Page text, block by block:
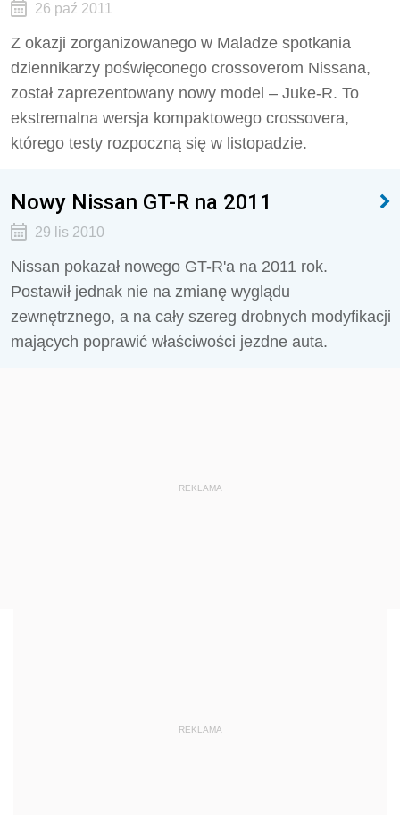
26 paź 2011
Z okazji zorganizowanego w Maladze spotkania
dziennikarzy poświęconego crossoverom Nissana,
został zaprezentowany nowy model – Juke-R. To
ekstremalna wersja kompaktowego crossovera,
którego testy rozpoczną się w listopadzie.
Nowy Nissan GT-R na 2011
29 lis 2010
Nissan pokazał nowego GT-R'a na 2011 rok.
Postawił jednak nie na zmianę wyglądu
zewnętrznego, a na cały szereg drobnych modyfikacji
mających poprawić właściwości jezdne auta.
REKLAMA
REKLAMA